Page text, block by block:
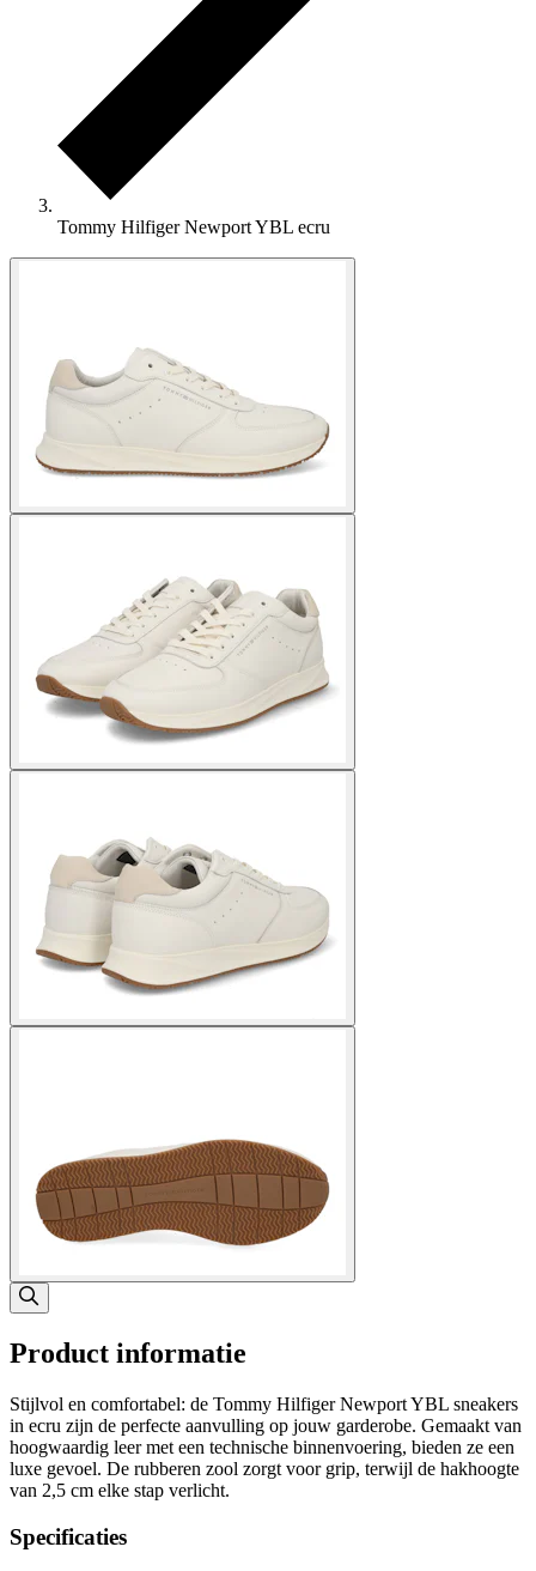
Tommy Hilfiger Newport YBL ecru
Product informatie
Stijlvol en comfortabel: de Tommy Hilfiger Newport YBL sneakers
in ecru zijn de perfecte aanvulling op jouw garderobe. Gemaakt van
hoogwaardig leer met een technische binnenvoering, bieden ze een
luxe gevoel. De rubberen zool zorgt voor grip, terwijl de hakhoogte
van 2,5 cm elke stap verlicht.
Specificaties